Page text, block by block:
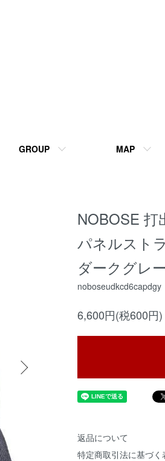
GROUP MAP
NOBOSE
パネルスト
ダークグレー
noboseudkcd6capdgy
6,600円(税600円)
返品について
特定商取引法に基づく